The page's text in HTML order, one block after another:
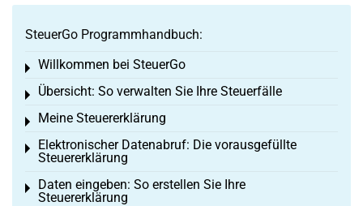
SteuerGo Programmhandbuch:
Willkommen bei SteuerGo
Toggle menu
Übersicht: So verwalten Sie Ihre Steuerfälle
Toggle menu
Meine Steuererklärung
Toggle menu
Elektronischer Datenabruf: Die vorausgefüllte
Steuererklärung
Toggle menu
Daten eingeben: So erstellen Sie Ihre
Steuererklärung
Toggle menu